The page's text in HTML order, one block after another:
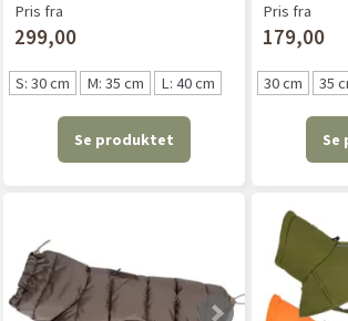
Pris fra
299,00
S: 30 cm M: 35 cm L: 40 cm
Se produktet
Pris fra
179,00
30 cm 35